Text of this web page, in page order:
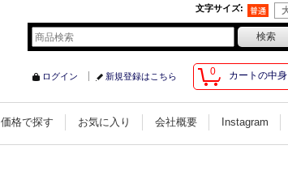
文字サイズ:
0 カートの中身
ログイン 新規登録はこちら
価格で探す お気に入り 会社概要 Instagram